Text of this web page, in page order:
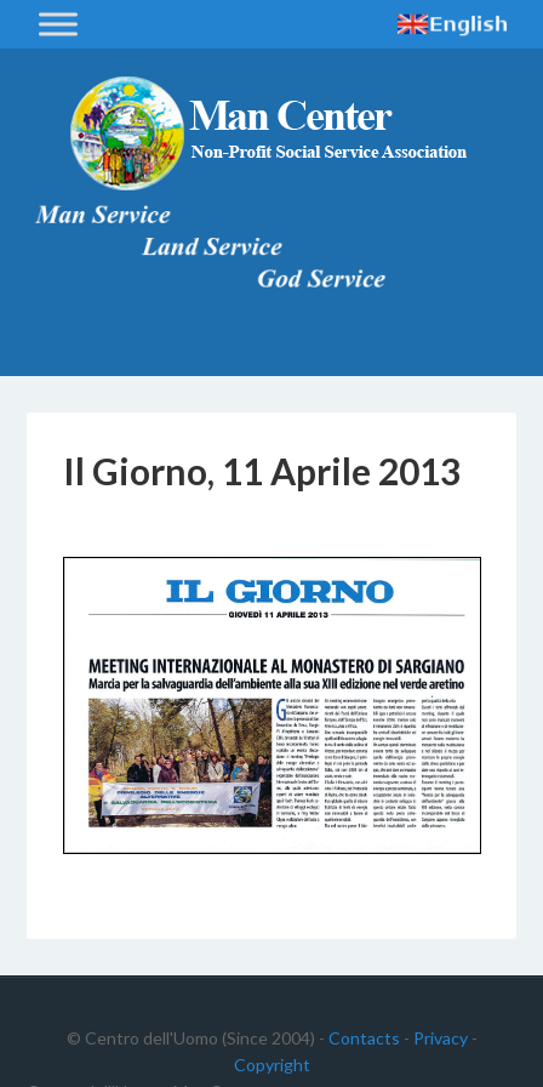
Il Giorno, 11 Aprile 2013
© Centro dell'Uomo (Since 2004) - Contacts - Privacy-
Copyright